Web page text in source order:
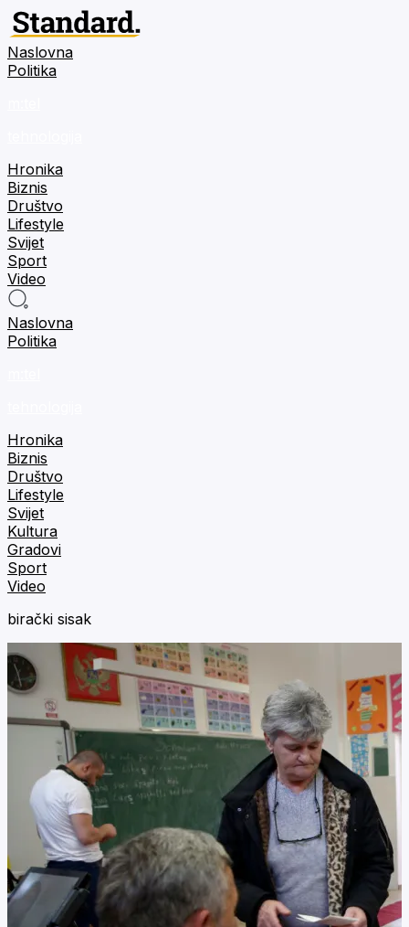
Naslovna
Politika
Hronika
Biznis
Društvo
Lifestyle
Svijet
Sport
Video
Naslovna
Politika
Hronika
Biznis
Društvo
Lifestyle
Svijet
Kultura
Gradovi
Sport
Video
birački sisak